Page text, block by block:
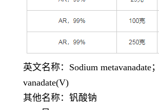
英文名称： Sodium metavanadate
vanadate(V)
其他名称：钒酸钠